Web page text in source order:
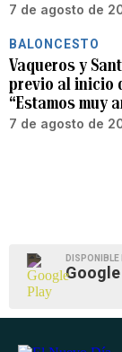
7 de agosto de
BALONCESTO
Vaqueros y
previo al inicio
“Estamos muy
7 de agosto de
DISPONIBLE